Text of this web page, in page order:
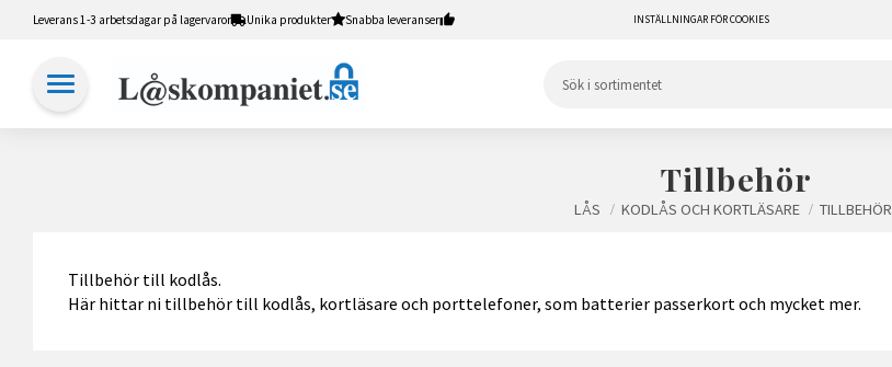
Leverans 1-3 arbetsdagar på lagervaror Unika produkter Snabba leveranser INSTÄLLNINGAR FÖR COOKIES
Tillbehör
LÅS KODLÅS OCH KORTLÄSARE TILLBEHÖR
Tillbehör till kodlås.
Här hittar ni tillbehör till kodlås, kortläsare och porttelefoner, som batterier passerkort och mycket mer.